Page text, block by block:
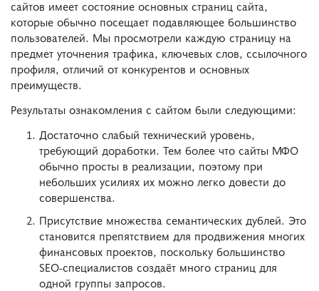
сайтов имеет состояние основных страниц сайта,
которые обычно посещает подавляющее большинство
пользователей. Мы просмотрели каждую страницу на
предмет уточнения трафика, ключевых слов, ссылочного
профиля, отличий от конкурентов и основных
преимуществ.
Результаты ознакомления с сайтом были следующими:
Достаточно слабый технический уровень,
требующий доработки. Тем более что сайты МФО
обычно просты в реализации, поэтому при
небольших усилиях их можно легко довести до
совершенства.
Присутствие множества семантических дублей. Это
становится препятствием для продвижения многих
финансовых проектов, поскольку большинство
SEO-специалистов создаёт много страниц для
одной группы запросов.